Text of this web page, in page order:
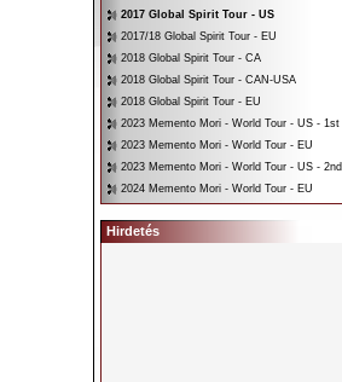
2017 Global Spirit Tour - US
2017/18 Global Spirit Tour - EU
2018 Global Spirit Tour - CA
2018 Global Spirit Tour - CAN-USA
2018 Global Spirit Tour - EU
2023 Memento Mori - World Tour - US - 1st
2023 Memento Mori - World Tour - EU
2023 Memento Mori - World Tour - US - 2nd
2024 Memento Mori - World Tour - EU
Hirdetés